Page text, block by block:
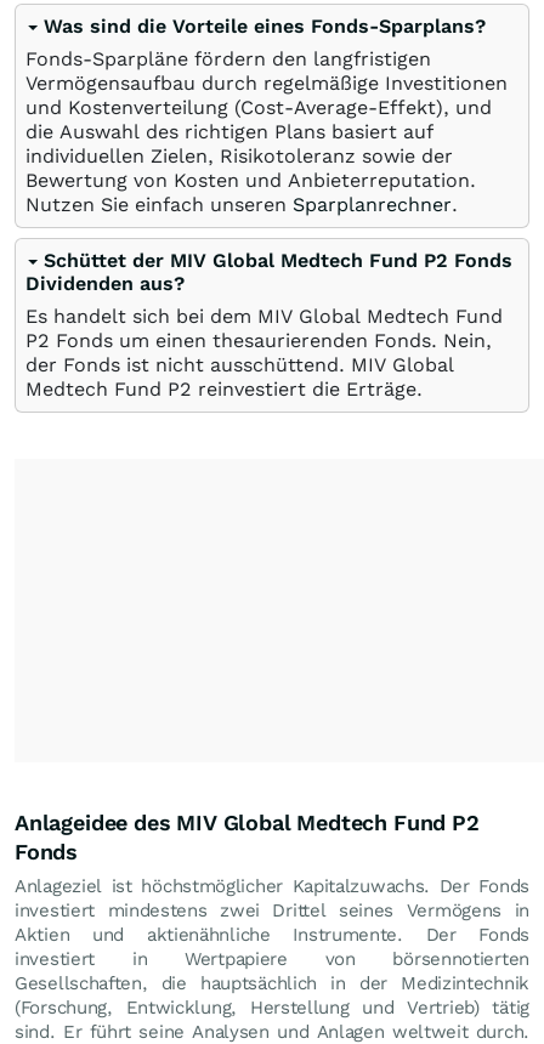
Was sind die Vorteile eines Fonds-Sparplans?
Fonds-Sparpläne fördern den langfristigen
Vermögensaufbau durch regelmäßige Investitionen
und Kostenverteilung (Cost-Average-Effekt), und
die Auswahl des richtigen Plans basiert auf
individuellen Zielen, Risikotoleranz sowie der
Bewertung von Kosten und Anbieterreputation.
Nutzen Sie einfach unseren Sparplanrechner.
Schüttet der MIV Global Medtech Fund P2 Fonds
Dividenden aus?
Es handelt sich bei dem MIV Global Medtech Fund
P2 Fonds um einen thesaurierenden Fonds. Nein,
der Fonds ist nicht ausschüttend. MIV Global
Medtech Fund P2 reinvestiert die Erträge.
Anlageidee des MIV Global Medtech Fund P2
Fonds
Anlageziel ist höchstmöglicher Kapitalzuwachs. Der Fonds
investiert mindestens zwei Drittel seines Vermögens in
Aktien und aktienähnliche Instrumente. Der Fonds
investiert in Wertpapiere von börsennotierten
Gesellschaften, die hauptsächlich in der Medizintechnik
(Forschung, Entwicklung, Herstellung und Vertrieb) tätig
sind. Er führt seine Analysen und Anlagen weltweit durch.